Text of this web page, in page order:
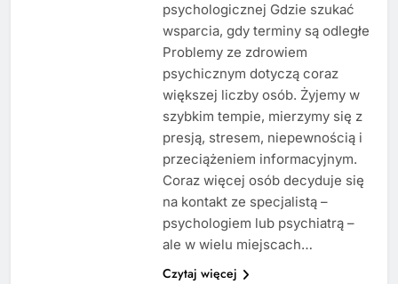
psychologicznej Gdzie szukać
wsparcia, gdy terminy są odległe
Problemy ze zdrowiem
psychicznym dotyczą coraz
większej liczby osób. Żyjemy w
szybkim tempie, mierzymy się z
presją, stresem, niepewnością i
przeciążeniem informacyjnym.
Coraz więcej osób decyduje się
na kontakt ze specjalistą –
psychologiem lub psychiatrą –
ale w wielu miejscach…
Czytaj więcej